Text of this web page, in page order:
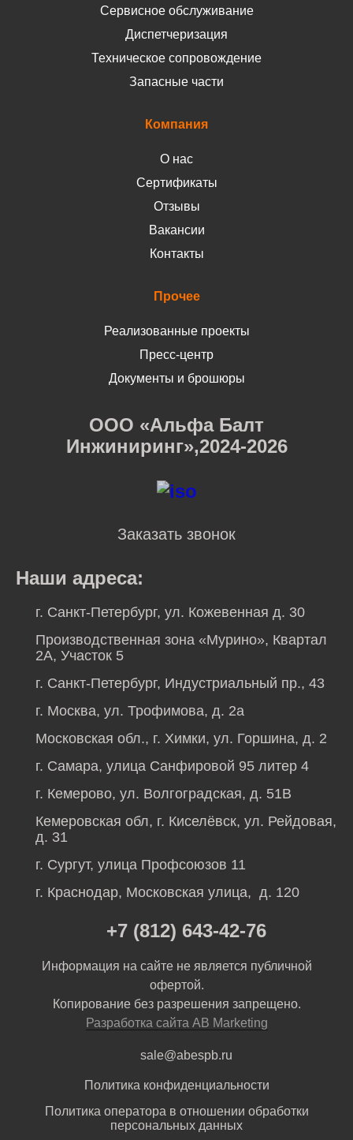
Сервисное обслуживание
Диспетчеризация
Техническое сопровождение
Запасные части
Компания
О нас
Сертификаты
Отзывы
Вакансии
Контакты
Прочее
Реализованные проекты
Пресс-центр
Документы и брошюры
ООО «Альфа Балт
Инжиниринг»,2024-2026
Заказать звонок
Наши адреса:
г. Санкт-Петербург, ул. Кожевенная д. 30
Производственная зона «Мурино», Квартал
2А, Участок 5
г. Санкт-Петербург, Индустриальный пр., 43
г. Москва, ул. Трофимова, д. 2а
Московская обл., г. Химки, ул. Горшина, д. 2
г. Самара, улица Санфировой 95 литер 4
г. Кемерово, ул. Волгоградская, д. 51В
Кемеровская обл, г. Киселёвск, ул. Рейдовая,
д. 31
г. Сургут, улица Профсоюзов 11
г. Краснодар, Московская улица, д. 120
+7 (812) 643-42-76
Информация на сайте не является публичной
офертой.
Копирование без разрешения запрещено.
Разработка сайта AB Marketing
sale@abespb.ru
Политика конфиденциальности
Политика оператора в отношении обработки
персональных данных